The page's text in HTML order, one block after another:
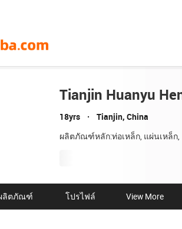
Tianjin Huanyu
18yrs Tianjin, China
ผลิตภัณฑ์หลัก:ท่อเหล็ก, แผ่นเหล็ก,
ลิตภัณฑ์ โปรไฟล์ View More